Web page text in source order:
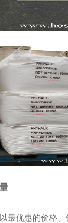
最优惠的价格